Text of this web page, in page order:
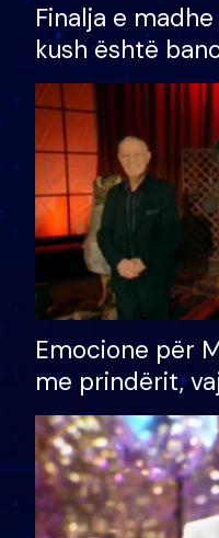
Finalja e
kush është
shtëpinë dhe
të fituar
Emocione për
me prindërit,
bashkëshorten:
divorci apo jo?